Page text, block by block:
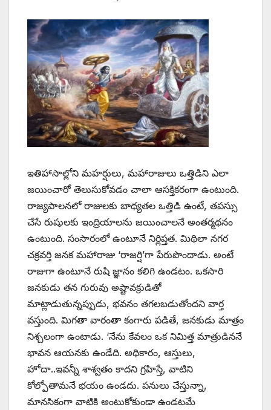
ఇతిహాసాల్లోని మహర్షులు, మహారాజులు ఒత్తిడిని ఎలా
జయించారో తెలుసుకోవడం చాలా ఆసక్తికరంగా ఉంటుంది.
రాజ్యపాలనలో రాజులకు బాధ్యతల ఒత్తిడి ఉంటే, తపస్సు
చేసే రుషులకు ఇంద్రియాలను జయించాలనే అంతర్మథనం
ఉంటుంది. సంసారంలో ఉంటూనే నిర్లిప్తత. మిథిలా నగర
చక్రవర్తి జనక మహారాజు ‘రాజర్షి’గా పేరుపొందాడు. అంటే
రాజుగా ఉంటూనే రుషి జ్ఞానం కలిగి ఉండటం. ఒకసారి
జనకుడు తన గురువు అష్టావక్రుడితో
మాట్లాడుతున్నప్పుడు, భవనం తగలబడుతోందని వార్త
వస్తుంది. మిగతా వారంతా కంగారు పడితే, జనకుడు మాత్రం
నిశ్చలంగా ఉంటాడు. ‘నేను కేవలం ఒక నిమిత్త మాత్రుడిననే
భావన ఆయనకు ఉండేది. అధికారం, ఆస్తులు,
హోదా..ఇవన్నీ శాశ్వతం కాదని గ్రహిస్తే, వాటిని
కోల్పోతామనే భయం ఉండదు. పనులు చేస్తున్నా,
మానసికంగా వాటికి అంటుకోకుండా ఉండటమే